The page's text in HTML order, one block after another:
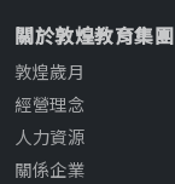
關於敦煌教育集團
敦煌歲月
經營理念
人力資源
關係企業